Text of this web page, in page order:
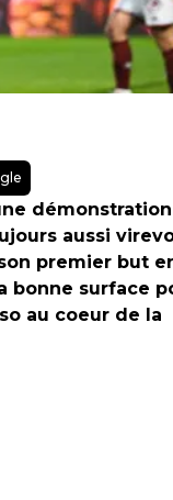
démonstration
aussi
premier but
bonne surface
au coeur de la